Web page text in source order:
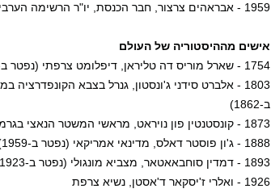
1959 - אבראהים צרצור, חבר הכנסת, יו"ר הרשימה הערבית המאוחדת
אישים מההיסטוריה של העולם
1754 - שארל מוריס דה טליראן, דיפלומט צרפתי (נפטר ב-1838)
1803 - אלברט סידני ג'ונסטון, גנרל בצבא
ב-1862)
1873 - קונסטנטין פון נויראט, מראשי המשטר הנאצי בגרמניה (נפטר ב-1956)
1888 - ג'ון פוסטר דאלס, מדינאי אמריקאי (נפטר ב-1959)
1893 - דמדין סוחבאאטאר, מצביא מונגולי (נפטר ב-1923)
1926 - ואלרי ז'יסקאר ד'אסטן, נשיא צרפת